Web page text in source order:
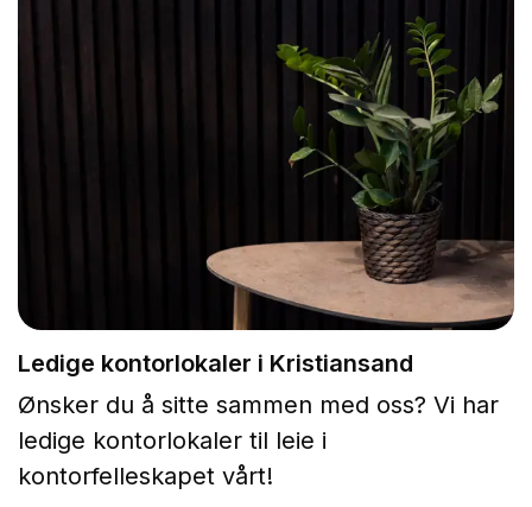
Ledige kontorlokaler i Kristiansand
Ønsker du å sitte sammen med oss? Vi har
ledige kontorlokaler til leie i
kontorfelleskapet vårt!